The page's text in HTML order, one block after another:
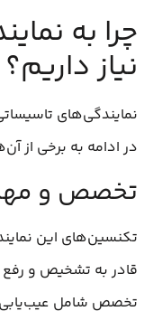
چرا به
نیاز داریم؟
نمایندگی‌های
در ادامه به برخی از
تخصص و
تکنسین‌های این
قادر به تشخیص و
تخصص شامل عیب‌یابی